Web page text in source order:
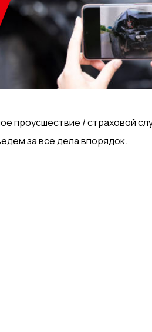
проусшествие / страховой
за все дела впорядок.